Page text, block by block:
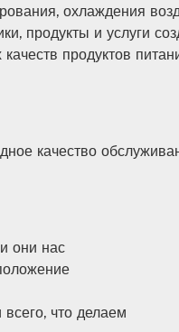
охлаждения
продукты и услуги
продуктов
качество
они нас
что делаем